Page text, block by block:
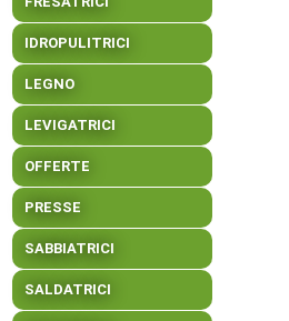
IDROPULITRICI
LEGNO
LEVIGATRICI
OFFERTE
PRESSE
SABBIATRICI
SALDATRICI